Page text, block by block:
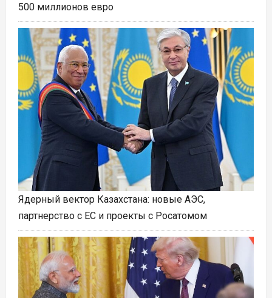
500 миллионов евро
Ядерный вектор Казахстана: новые АЭС,
партнерство с ЕС и проекты с Росатомом